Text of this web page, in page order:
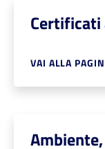
VAI ALLA